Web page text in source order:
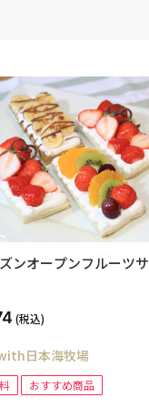
ンオープンフルーツ
(税込)
日本海牧場
おすすめ商品